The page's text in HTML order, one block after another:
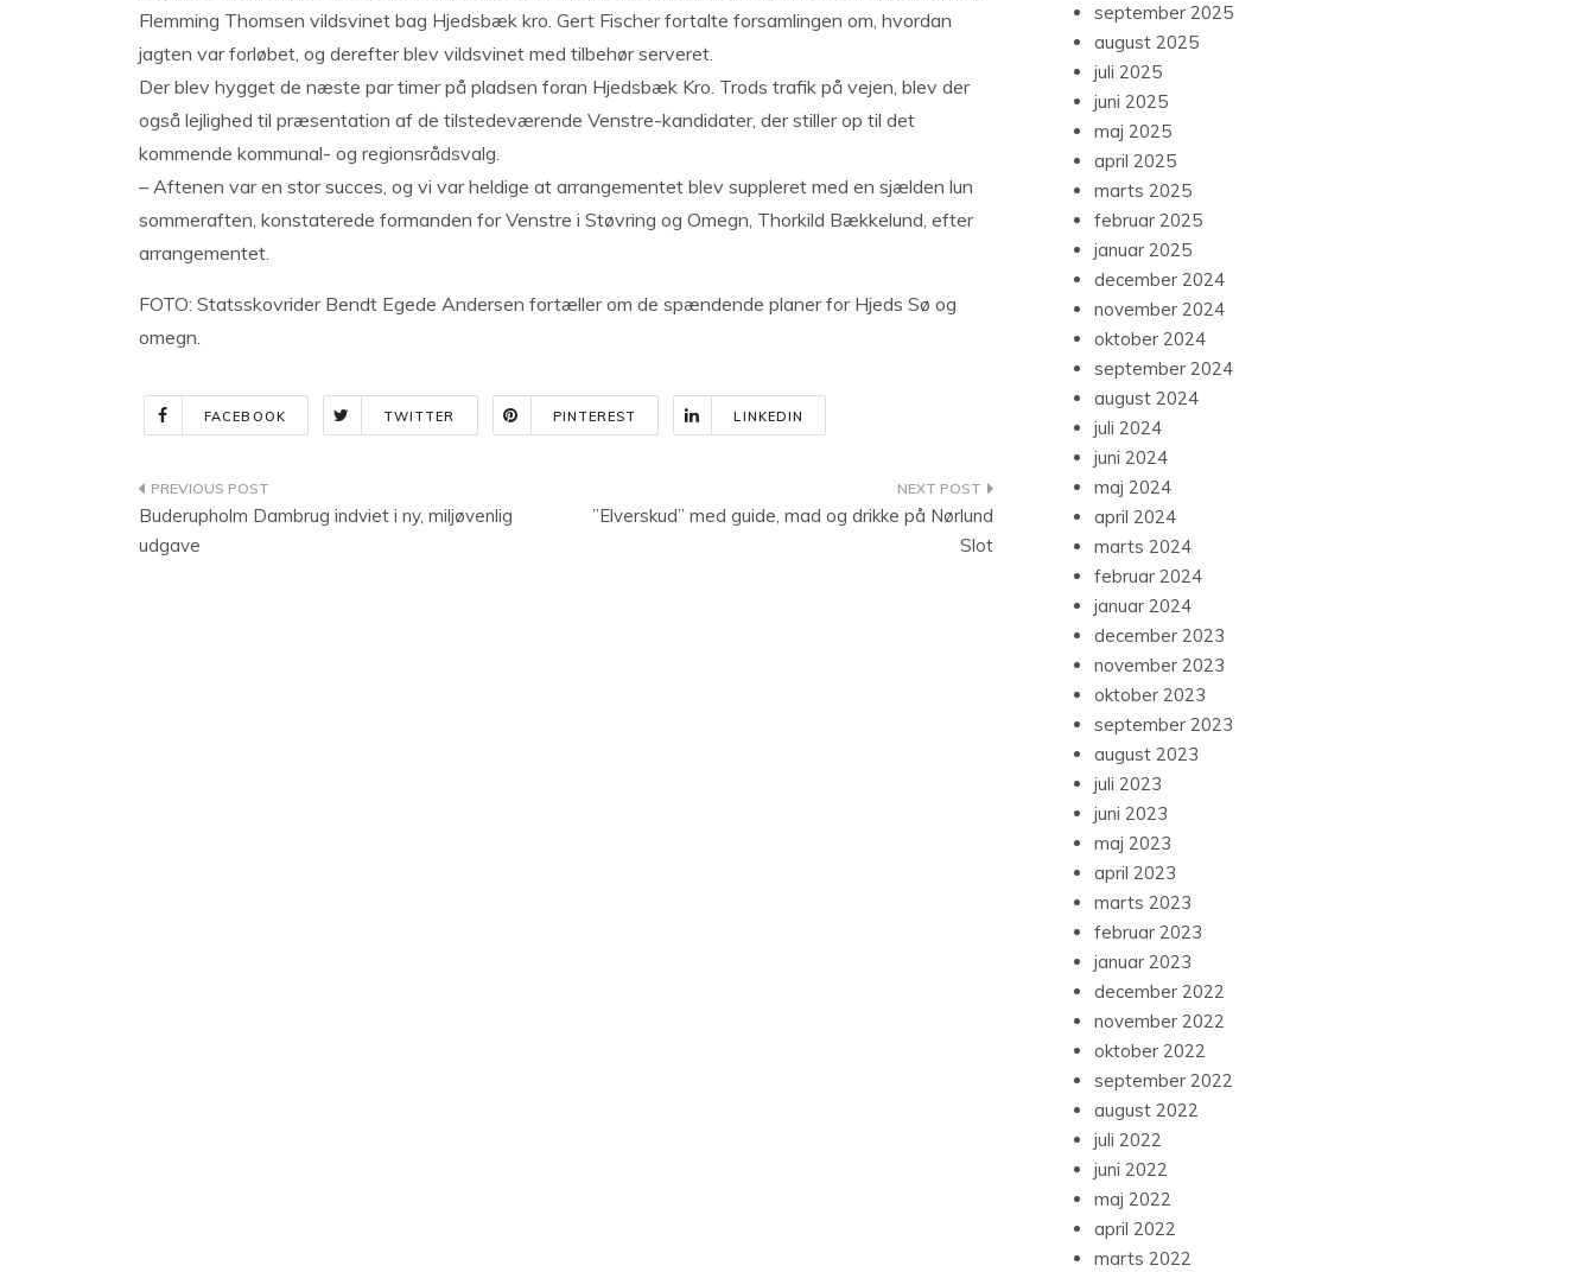
Flemming Thomsen vildsvinet bag Hjedsbæk kro. Gert Fischer fortalte forsamlingen om, hvordan
jagten var forløbet, og derefter blev vildsvinet med tilbehør serveret.
Der blev hygget de næste par timer på pladsen foran Hjedsbæk Kro. Trods trafik på vejen, blev der
også lejlighed til præsentation af de tilstedeværende Venstre-kandidater, der stiller op til det
kommende kommunal- og regionsrådsvalg.
– Aftenen var en stor succes, og vi var heldige at arrangementet blev suppleret med en sjælden lun
sommeraften, konstaterede formanden for Venstre i Støvring og Omegn, Thorkild Bækkelund, efter
arrangementet.
FOTO: Statsskovrider Bendt Egede Andersen fortæller om de spændende planer for Hjeds Sø og
omegn.
FACEBOOK TWITTER PINTEREST LINKEDIN
Indlægsnavigation
Buderupholm Dambrug indviet i ny, miljøvenlig
udgave
”Elverskud” med guide, mad og drikke på Nørlund
Slot
september 2025
august 2025
juli 2025
juni 2025
maj 2025
april 2025
marts 2025
februar 2025
januar 2025
december 2024
november 2024
oktober 2024
september 2024
august 2024
juli 2024
juni 2024
maj 2024
april 2024
marts 2024
februar 2024
januar 2024
december 2023
november 2023
oktober 2023
september 2023
august 2023
juli 2023
juni 2023
maj 2023
april 2023
marts 2023
februar 2023
januar 2023
december 2022
november 2022
oktober 2022
september 2022
august 2022
juli 2022
juni 2022
maj 2022
april 2022
marts 2022